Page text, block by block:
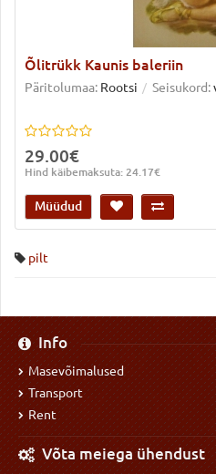
Õlitrükk Kaunis baleriin
Päritolumaa: Rootsi Seisukord:
29.00€
Hind käibemaksuta: 24.17€
Müüdud
pilt
Info
Masevõimalused
Transport
Rent
Võta meiega ühendust